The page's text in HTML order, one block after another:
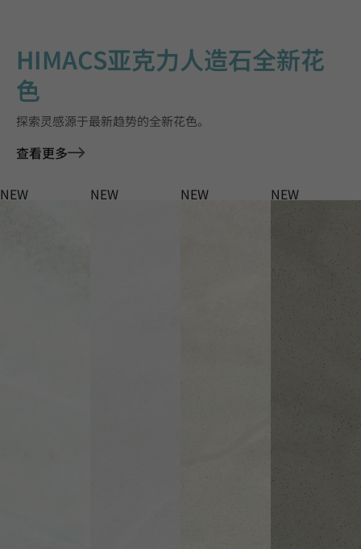
HIMACS亚克力人造石全新花
色
探索灵感源于最新趋势的全新花色。
查看更多
NEW NEW NEW NEW